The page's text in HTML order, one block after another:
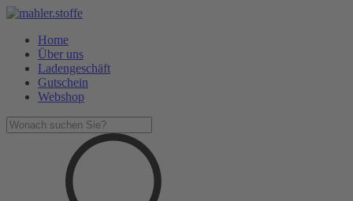
Home
Über uns
Ladengeschäft
Gutschein
Webshop